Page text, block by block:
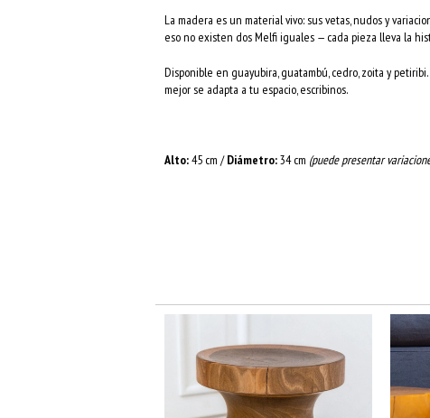
La madera es un material vivo: sus vetas, nudos y
eso no existen dos Melfi iguales — cada pieza lleva la
Disponible en guayubira, guatambú, cedro, zoita y
mejor se adapta a tu espacio, escribinos.
Alto:45 cm /Diámetro:34 cm (puede presentar